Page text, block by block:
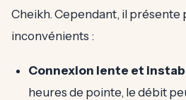
Cheikh. Cependant, il présente
inconvénients :
Connexion lente et
heures de pointe, le débit